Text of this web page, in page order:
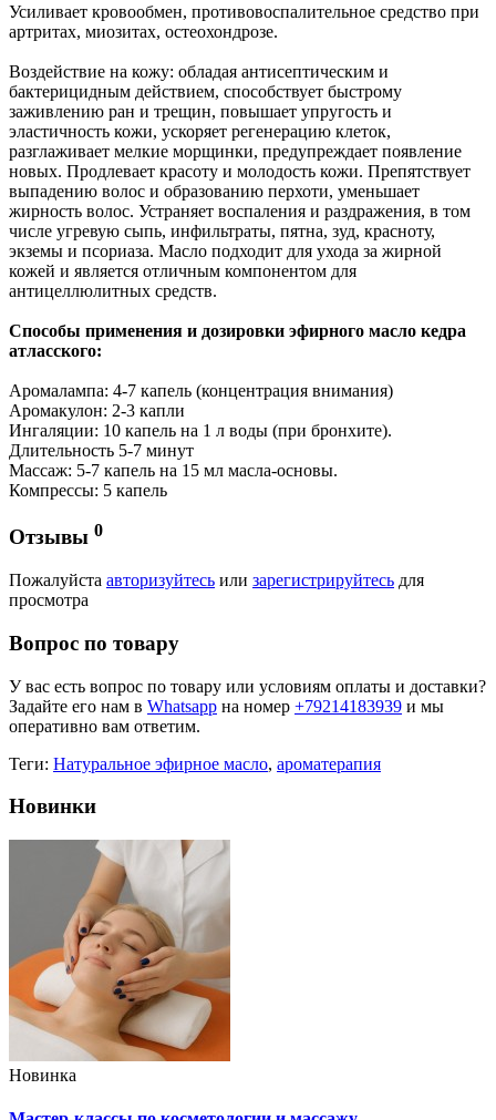
Усиливает кровообмен, противовоспалительное средство при
артритах, миозитах, остеохондрозе.
Воздействие на кожу: обладая антисептическим и
бактерицидным действием, способствует быстрому
заживлению ран и трещин, повышает упругость и
эластичность кожи, ускоряет регенерацию клеток,
разглаживает мелкие морщинки, предупреждает появление
новых. Продлевает красоту и молодость кожи. Препятствует
выпадению волос и образованию перхоти, уменьшает
жирность волос. Устраняет воспаления и раздражения, в том
числе угревую сыпь, инфильтраты, пятна, зуд, красноту,
экземы и псориаза. Масло подходит для ухода за жирной
кожей и является отличным компонентом для
антицеллюлитных средств.
Способы применения и дозировки эфирного масло кедра
атласского:
Аромалампа: 4­-7 капель (концентрация внимания)
Аромакулон: 2-3 капли
Ингаляции: 10 капель на 1 л воды (при бронхите).
Длительность 5-7 минут
Массаж: 5-7 капель на 15 мл масла-основы.
Компрессы: 5 капель
Отзывы 0
Пожалуйста авторизуйтесь или зарегистрируйтесь для
просмотра
Вопрос по товару
У вас есть вопрос по товару или условиям оплаты и доставки?
Задайте его нам в Whatsapp на номер +79214183939 и мы
оперативно вам ответим.
Теги: Натуральное эфирное масло, ароматерапия
Новинки
Новинка